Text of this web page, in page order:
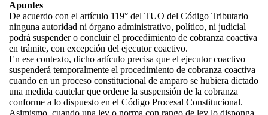
Apuntes
De acuerdo con el artículo 119° del TUO del Código Tributario
ninguna autoridad ni órgano administrativo, político, ni judicial
podrá suspender o concluir el procedimiento de cobranza coactiva
en trámite, con excepción del ejecutor coactivo.
En ese contexto, dicho artículo precisa que el ejecutor coactivo
suspenderá temporalmente el procedimiento de cobranza coactiva
cuando en un proceso constitucional de amparo se hubiera dictado
una medida cautelar que ordene la suspensión de la cobranza
conforme a lo dispuesto en el Código Procesal Constitucional.
Asimismo, cuando una ley o norma con rango de ley lo disponga